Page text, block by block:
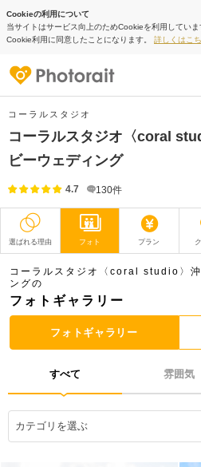
Cookieの利用について
当サイトはサービス向上のためCookieを利用していま
Cookie利用に同意したことになります。 詳しくはこ
コーラルスタジオ
コーラルスタジオ〈coral
ビーウェディング
4.7 130件
選ばれる理由 フォト プラン
撮影レポート
衣装
オプション
アクセス/TEL
コーラルスタジオ〈coral studio〉沖
ングの
フォトギャラリー
フォトギャラリー
すべて 雰囲気
カテゴリを選ぶ